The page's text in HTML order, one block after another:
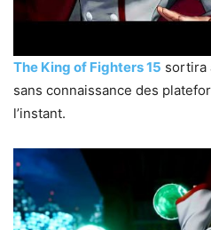
The King of Fighters 15 sortira
sans connaissance des
l’instant.